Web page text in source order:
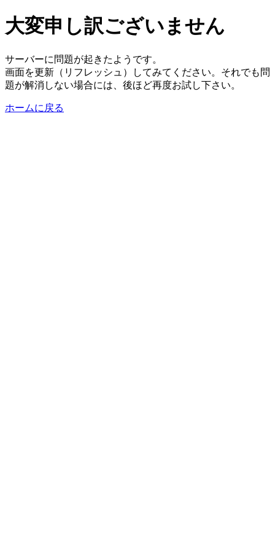
大変申し訳ございません
サーバーに問題が起きたようです。
画面を更新（リフレッシュ）してみてください。それでも問
題が解消しない場合には、後ほど再度お試し下さい。
ホームに戻る